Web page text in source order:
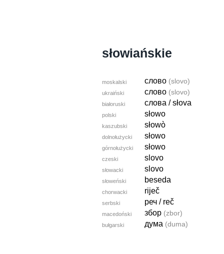
słowiańskie
moskalski слово (slovo)
ukraiński слово (slovo)
białoruski слова / słova
polski słowo
kaszubski słowò
dolnołużycki słowo
górnołużycki słowo
czeski slovo
słowacki slovo
słoweński beseda
chorwacki riječ
serbski реч / reč
macedoński збор (zbor)
bułgarski дума (duma)